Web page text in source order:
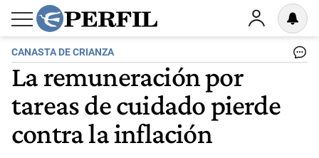
CANASTA DE CRIANZA
La remuneración por
tareas de cuidado pierde
contra la inflación